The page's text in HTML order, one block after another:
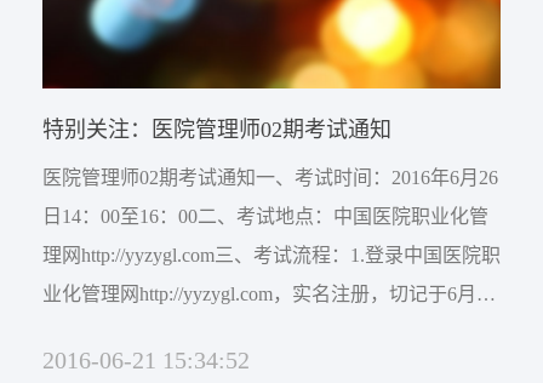
特别关注：医院管理师02期考试通知
医院管理师02期考试通知一、考试时间：2016年6月26
日14：00至16：00二、考试地点：中国医院职业化管
理网http://yyzygl.com三、考试流程：1.登录中国医院职
业化管理网http://yyzygl.com，实名注册，切记于6月25
“专业论坛”→“医管职业化” →“医院管理师考试”。 3.
2016-06-21 15:34:52